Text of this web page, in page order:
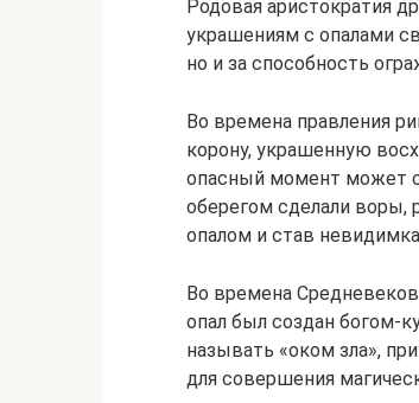
Родовая аристократия
украшениям с опалами
но и за способность
Во времена правления
корону, украшенную
опасный момент может
оберегом сделали воры,
опалом и став
Во времена
опал был создан богом-
называть «оком зла»,
для совершения